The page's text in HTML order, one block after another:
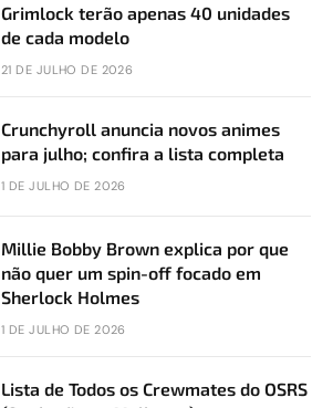
Grimlock terão apenas 40 unidades
de cada modelo
21 DE JULHO DE 2026
Crunchyroll anuncia novos animes
para julho; confira a lista completa
1 DE JULHO DE 2026
Millie Bobby Brown explica por que
não quer um spin-off focado em
Sherlock Holmes
1 DE JULHO DE 2026
Lista de Todos os Crewmates do OSRS